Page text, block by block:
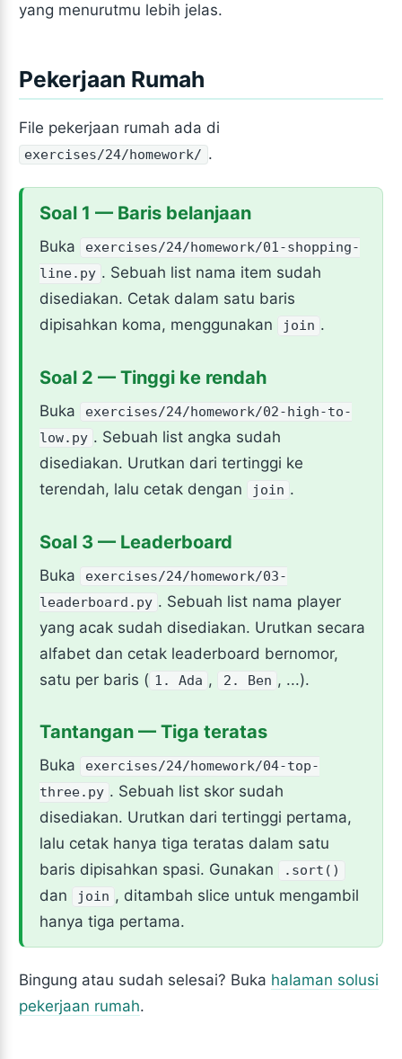
yang menurutmu lebih jelas.
Pekerjaan Rumah
File pekerjaan rumah ada di
exercises/24/homework/ .
Soal 1 — Baris belanjaan
Buka
exercises/24/homework/01-shopping-
line.py . Sebuah list nama item sudah
disediakan. Cetak dalam satu baris
dipisahkan koma, menggunakan
join .
Soal 2 — Tinggi ke rendah
Buka
exercises/24/homework/02-high-to-
low.py . Sebuah list angka sudah
disediakan. Urutkan dari tertinggi ke
terendah, lalu cetak dengan
join .
Soal 3 — Leaderboard
Buka
exercises/24/homework/03-
leaderboard.py . Sebuah list nama player
yang acak sudah disediakan. Urutkan secara
alfabet dan cetak leaderboard bernomor,
satu per baris ( 1. Ada , 2. Ben , ...).
Tantangan — Tiga teratas
Buka
exercises/24/homework/04-top-
three.py . Sebuah list skor sudah
disediakan. Urutkan dari tertinggi pertama,
lalu cetak hanya tiga teratas dalam satu
baris dipisahkan spasi. Gunakan
.sort()
dan join , ditambah slice untuk mengambil
hanya tiga pertama.
Bingung atau sudah selesai? Buka halaman solusi
pekerjaan rumah.